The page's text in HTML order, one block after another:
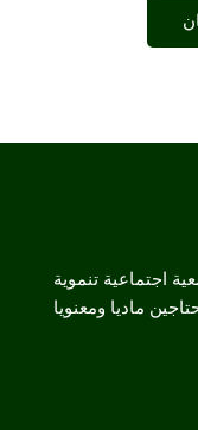
ماديا ومعنويا